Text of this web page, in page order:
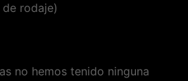
de rodaje)
no hemos tenido ninguna